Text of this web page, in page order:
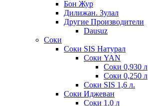
Бон Жур
Дилижан. Зулал
Другие Производители
Dausuz
Соки
Соки SIS Натурал
Соки YAN
Соки 0,930 л
Соки 0,250 л
Соки SIS 1,6 л.
Соки Иджеван
Соки 1.0 л